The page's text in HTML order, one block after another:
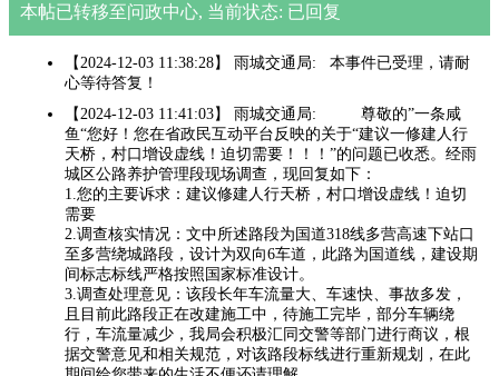
本帖已转移至问政中心, 当前状态: 已回复
【2024-12-03 11:38:28】 雨城交通局: 本事件已受理，请耐
心等待答复！
【2024-12-03 11:41:03】 雨城交通局: 尊敬的”一条咸
鱼“您好！您在省政民互动平台反映的关于“建议一修建人行
天桥，村口增设虚线！迫切需要！！！”的问题已收悉。经雨
城区公路养护管理段现场调查，现回复如下：
1.您的主要诉求：建议修建人行天桥，村口增设虚线！迫切
需要
2.调查核实情况：文中所述路段为国道318线多营高速下站口
至多营绕城路段，设计为双向6车道，此路为国道线，建设期
间标志标线严格按照国家标准设计。
3.调查处理意见：该段长年车流量大、车速快、事故多发，
且目前此路段正在改建施工中，待施工完毕，部分车辆绕
行，车流量减少，我局会积极汇同交警等部门进行商议，根
据交警意见和相关规范，对该路段标线进行重新规划，在此